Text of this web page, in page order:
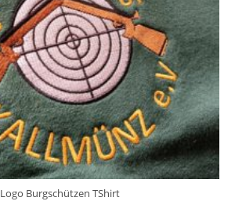
Logo Burgschützen TShirt